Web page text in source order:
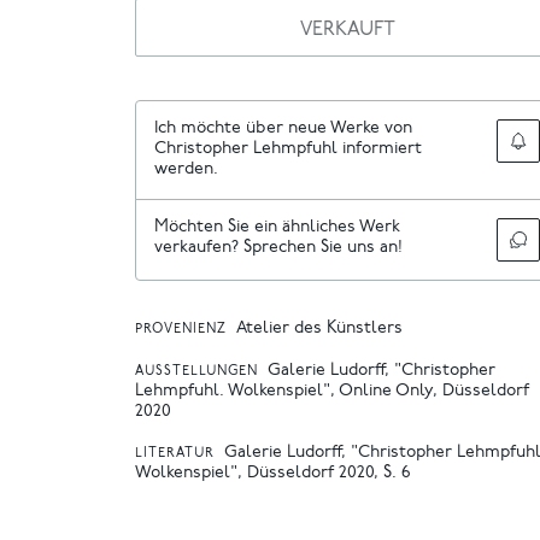
VERKAUFT
Ich möchte über neue Werke von
Christopher Lehmpfuhl informiert
werden.
Möchten Sie ein ähnliches Werk
verkaufen? Sprechen Sie uns an!
PROVENIENZ Atelier des Künstlers
AUSSTELLUNGEN
Galerie Ludorff, "Christopher
Lehmpfuhl. Wolkenspiel", Online Only, Düsseldorf
2020
LITERATUR
Galerie Ludorff, "Christopher
Wolkenspiel", Düsseldorf 2020, S. 6